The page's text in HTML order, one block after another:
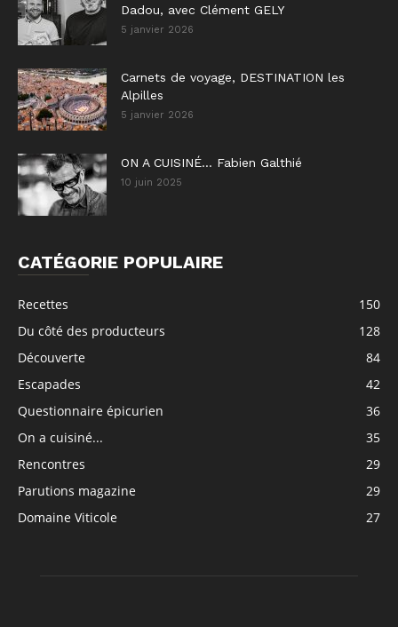
Dadou, avec Clément GELY
5 janvier 2026
Carnets de voyage, DESTINATION les
Alpilles
5 janvier 2026
ON A CUISINÉ… Fabien Galthié
10 juin 2025
CATÉGORIE POPULAIRE
Recettes
150
Du côté des producteurs
128
Découverte
84
Escapades
42
Questionnaire épicurien
36
On a cuisiné...
35
Rencontres
29
Parutions magazine
29
Domaine Viticole
27